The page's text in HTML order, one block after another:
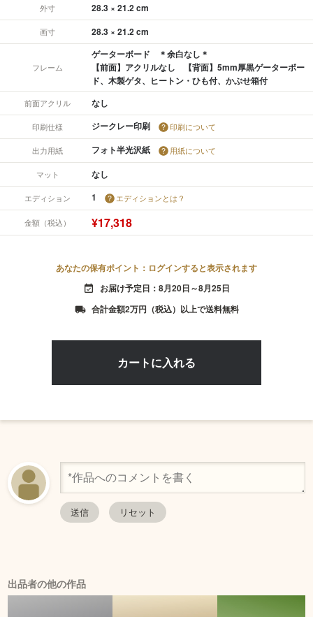
外寸 28.3 × 21.2 cm
画寸 28.3 × 21.2 cm
フレーム
ゲーターボード ＊余白なし＊
【前面】アクリルなし 【背面】5mm厚黒ゲーターボー
ド、木製ゲタ、ヒートン・ひも付、かぶせ箱付
前面アクリル なし
印刷仕様 ジークレー印刷 印刷について
出力用紙 フォト半光沢紙 用紙について
マット なし
エディション 1 エディションとは？
金額（税込） ¥17,318
あなたの保有ポイント：ログインすると表示されます
event_available お届け予定日：8月20日～8月25日
local_shipping 合計金額2万円（税込）以上で送料無料
出品者の他の作品